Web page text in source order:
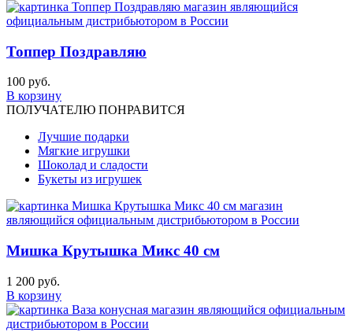
Топпер Поздравляю
100 руб.
В корзину
ПОЛУЧАТЕЛЮ ПОНРАВИТСЯ
Лучшие подарки
Мягкие игрушки
Шоколад и сладости
Букеты из игрушек
Мишка Крутышка Микс 40 см
1 200 руб.
В корзину